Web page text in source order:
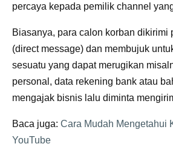
percaya kepada pemilik channel
Biasanya, para calon korban dikirimi
(direct message) dan membujuk
sesuatu yang dapat merugikan
personal, data rekening bank atau
mengajak bisnis lalu diminta
Baca juga: Cara Mudah Mengetahui
YouTube